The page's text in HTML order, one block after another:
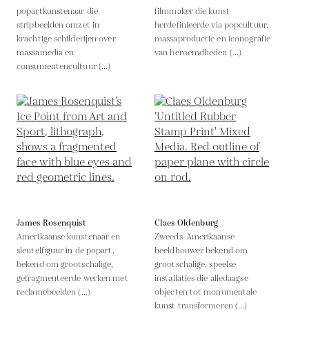
popartkunstenaar die
stripbeelden omzet in
krachtige schilderijen over
massamedia en
consumentencultuur (...)
filmmaker die kunst
herdefinieerde via popcultuur,
massaproductie en iconografie
van beroemdheden (...)
James Rosenquist
Amerikaanse kunstenaar en
sleutelfiguur in de popart,
bekend om grootschalige,
gefragmenteerde werken met
reclamebeelden (...)
Claes Oldenburg
Zweeds-Amerikaanse
beeldhouwer bekend om
grootschalige, speelse
installaties die alledaagse
objecten tot monumentale
kunst transformeren (...)